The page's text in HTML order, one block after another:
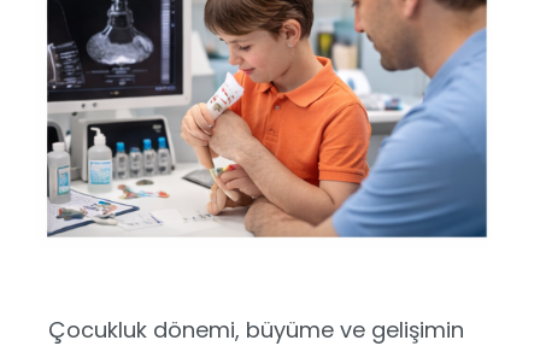
Çocukluk dönemi, büyüme ve gelişimin